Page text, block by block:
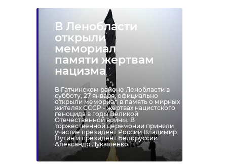
В Ленобласти
открыли
мемориал
памяти жертвам
нацизма
В Гатчинском районе Ленобласти в
субботу, 27 января, официально
открыли мемориал в память о мирных
жителях СССР - жертвах нацистского
геноцида в годы Великой
Отечественной войны. В
торжественной церемонии приняли
участие президент России Владимир
Путин и президент Белоруссии
Александр Лукашенко.